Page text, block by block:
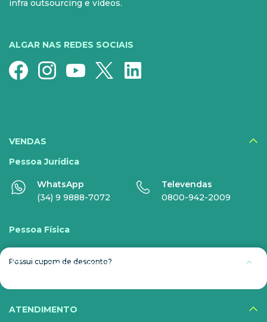
Possui cupom de desconto?
Super Wi-Fi
DIGITAIS
Disney+
Nomo Music
Sky+
HBO Max
Veja todos serviços
infra outsourcing e vídeos.
ALGAR NAS REDES SOCIAIS
VENDAS
Pessoa Jurídica
WhatsApp
(34) 9 9888-7072
Televendas
0800-942-2009
Pessoa Física
(34) 9 9860 7072
ATENDIMENTO